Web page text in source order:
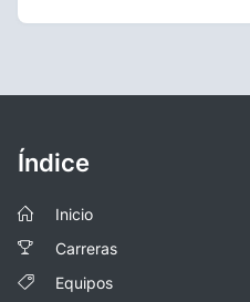
Índice
Inicio
Carreras
Equipos